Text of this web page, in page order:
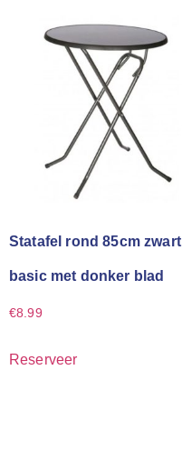
Statafel rond 85cm zwart
basic met donker blad
€8.99
Reserveer